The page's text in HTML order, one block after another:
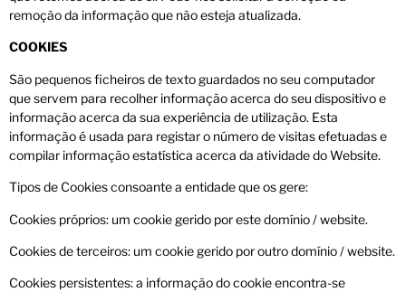
remoção da informação que não esteja atualizada.
COOKIES
São pequenos ficheiros de texto guardados no seu computador
que servem para recolher informação acerca do seu dispositivo e
informação acerca da sua experiência de utilização. Esta
informação é usada para registar o número de visitas efetuadas e
compilar informação estatística acerca da atividade do Website.
Tipos de Cookies consoante a entidade que os gere:
Cookies próprios: um cookie gerido por este domínio / website.
Cookies de terceiros: um cookie gerido por outro domínio / website.
Cookies persistentes: a informação do cookie encontra-se